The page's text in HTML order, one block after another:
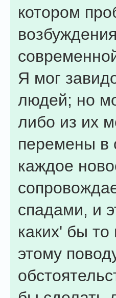
котором
Я мог
людей; но
либо из их
перемены в
каждое
спадами, и
каких' бы
этому